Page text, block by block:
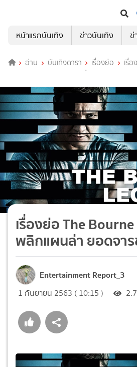
หน้าแรกบันเทิง
ข่าวบันเทิง ข่
อ่าน บันเทิงดารา เรื่องย่อ เรื่
Bourne Legacy พลิกแผนล่า ยอดจารชน
เรื่องย่อ The
พลิกแผนล่า ยอดจา
Entertainment Report_3
1 กันยายน 2563 ( 10:15 )